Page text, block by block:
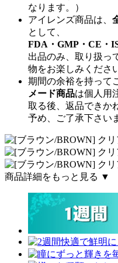
なります。）
アイレンズ商品は、
として、
FDA・GMP・CE・
出品のみ、取り扱っ
物をお楽しみくださ
期間の余裕を持って
メード商品は個人用
取る後、返品できか
予め、ご了承下さい
商品詳細をもっと見る ▼